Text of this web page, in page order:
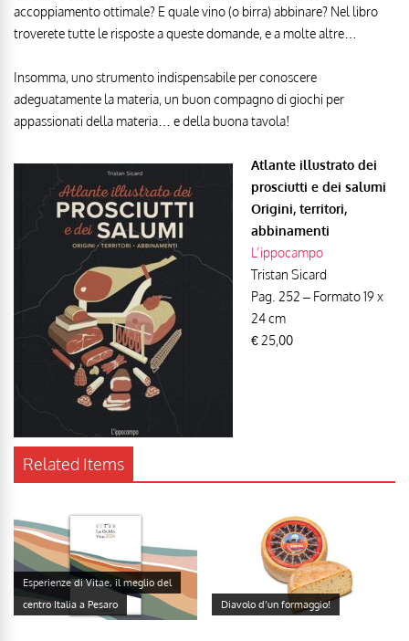
accoppiamento ottimale? E quale vino (o birra) abbinare? Nel libro
troverete tutte le risposte a queste domande, e a molte altre…
Insomma, uno strumento indispensabile per conoscere
adeguatamente la materia, un buon compagno di giochi per
appassionati della materia… e della buona tavola!
Atlante illustrato dei
prosciutti e dei salumi
Origini, territori,
abbinamenti
L’ippocampo
Tristan Sicard
Pag. 252 – Formato 19 x
24 cm
€ 25,00
Related Items
Esperienze di Vitae, il meglio del
centro Italia a Pesaro
Diavolo d’un formaggio!